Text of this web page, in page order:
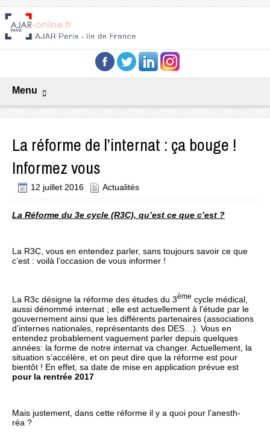
Menu
La réforme de l’internat : ça bouge !
Informez vous
12 juillet 2016 Actualités
La Réforme du 3e cycle (R3C), qu’est ce que c’est ?
La R3C, vous en entendez parler, sans toujours savoir ce que
c’est : voilà l’occasion de vous informer !
La R3c désigne la réforme des études du 3ème cycle médical,
aussi dénommé internat ; elle est actuellement à l’étude par le
gouvernement ainsi que les différents partenaires (associations
d’internes nationales, représentants des DES…). Vous en
entendez probablement vaguement parler depuis quelques
années: la forme de notre internat va changer. Actuellement, la
situation s’accélère, et on peut dire que la réforme est pour
bientôt ! En effet, sa date de mise en application prévue est
pour la rentrée 2017
Mais justement, dans cette réforme il y a quoi pour l’anesth-
réa ?